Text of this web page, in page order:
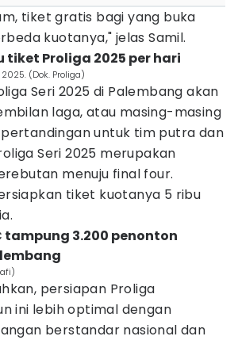
tiket gratis bagi yang buka
kuotanya," jelas Samil.
tiket Proliga 2025 per hari
(Dok. Proliga)
Seri 2025 di Palembang akan
laga, atau masing-masing
untuk tim putra dan
Seri 2025 merupakan
menuju final four.
tiket kuotanya 5 ribu
tampung 3.200 penonton
persiapan Proliga
ini lebih optimal dengan
berstandar nasional dan